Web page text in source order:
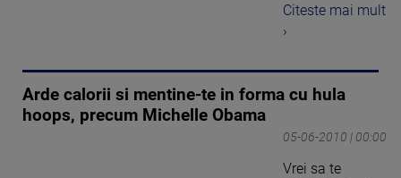
Citeste mai mult
›
Arde calorii si mentine-te in forma cu hula
hoops, precum Michelle Obama
05-06-2010 | 00:00
Vrei sa te